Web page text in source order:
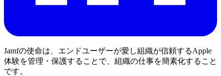
Jamfの使命は、エンドユーザーが愛し組織が信頼するApple
体験を管理・保護することで、組織の仕事を簡素化すること
です。